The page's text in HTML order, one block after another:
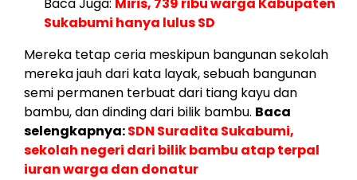
Baca Juga: Miris, 739 ribu warga Kabupaten
Sukabumi hanya lulus SD
Mereka tetap ceria meskipun bangunan sekolah
mereka jauh dari kata layak, sebuah bangunan
semi permanen terbuat dari tiang kayu dan
bambu, dan dinding dari bilik bambu. Baca
selengkapnya:SDN Suradita Sukabumi,
sekolah negeri dari bilik bambu atap terpal
iuran warga dan donatur